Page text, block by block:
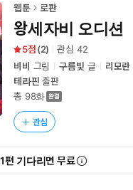
웹툰 로판
왕세자비 오디션
5 (2) 관심 42
비비 그림 구름빛 글 리모란
테라핀 출판
총 98화
관심
1편 기다리면 무료